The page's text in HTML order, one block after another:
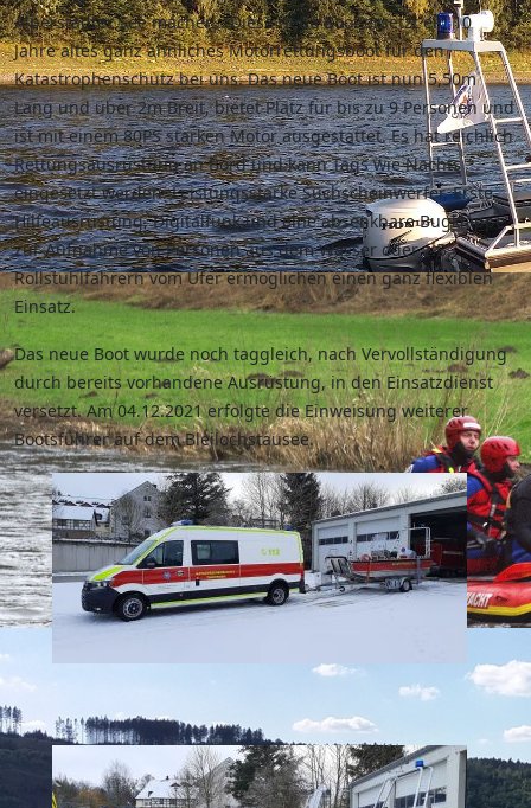
Alperstädter See machen. Diese neue Boot ersetzt ein 10
Jahre altes ganz ähnliches Motorrettungsboot für den
Katastrophenschutz bei uns. Das neue Boot ist nun 5,50m
Lang und über 2m Breit, bietet Platz für bis zu 9 Personen und
ist mit einem 80PS starken Motor ausgestattet. Es hat reichlich
Rettungsausrüstung an Bord und kann Tags wie Nachts
eingesetzt werden. Leistungsstarke Suchscheinwerfer, Erste
Hilfeausrüstung, Digitalfunk und eine absenkbare Bugklappe
zur Aufnahme von Personen aus dem Wasser oder z.B.
Rollstuhlfahrern vom Ufer ermöglichen einen ganz flexiblen
Einsatz.
Das neue Boot wurde noch taggleich, nach Vervollständigung
durch bereits vorhandene Ausrüstung, in den Einsatzdienst
versetzt. Am 04.12.2021 erfolgte die Einweisung weiterer
Bootsführer auf dem Bleilochstausee.